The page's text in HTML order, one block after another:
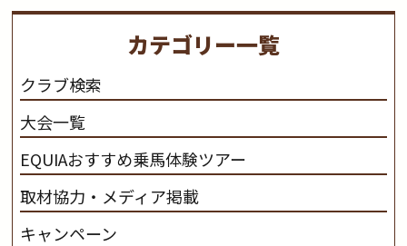
さと魅力を追求します。 私たちは、馬の品種と血統にこ
だわります。 私たちは、乗用馬の質の向上を目指し、生
産･育成･調教を一貫して行います。カナディアンキャ
ンプ乗馬クラブ九州のツアー情報はこちら
カテゴリー一覧
クラブ検索
大会一覧
EQUIAおすすめ乗馬体験ツアー
取材協力・メディア掲載
キャンペーン